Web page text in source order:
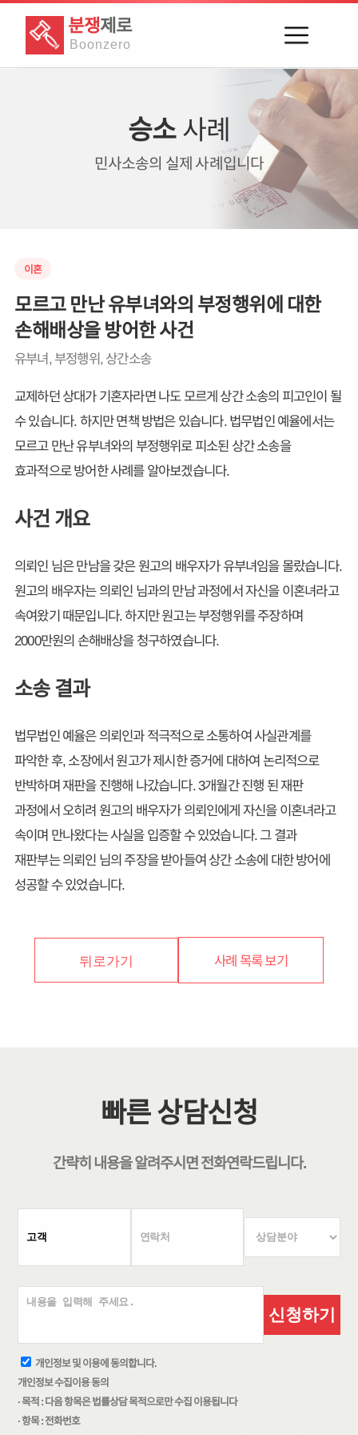
분쟁제로
Boonzero
승소사례
민사소송의 실제 사례입니다
이혼
모르고 만난 유부녀와의 부정행위에 대한
손해배상을 방어한 사건
유부녀, 부정행위, 상간소송
교제하던 상대가 기혼자라면 나도 모르게 상간 소송의 피고인이 될
수 있습니다. 하지만 면책 방법은 있습니다. 법무법인 예율에서는
모르고 만난 유부녀와의 부정행위로 피소된 상간 소송을
효과적으로 방어한 사례를 알아보겠습니다.
사건 개요
의뢰인 님은 만남을 갖은 원고의 배우자가 유부녀임을 몰랐습니다.
원고의 배우자는 의뢰인 님과의 만남 과정에서 자신을 이혼녀라고
속여왔기 때문입니다. 하지만 원고는 부정행위를 주장하며
2000만원의 손해배상을 청구하였습니다.
소송 결과
법무법인 예율은 의뢰인과 적극적으로 소통하여 사실관계를
파악한 후, 소장에서 원고가 제시한 증거에 대하여 논리적으로
반박하며 재판을 진행해 나갔습니다. 3개월간 진행 된 재판
과정에서 오히려 원고의 배우자가 의뢰인에게 자신을 이혼녀라고
속이며 만나왔다는 사실을 입증할 수 있었습니다. 그 결과
재판부는 의뢰인 님의 주장을 받아들여 상간 소송에 대한 방어에
성공할 수 있었습니다.
뒤로가기 사례 목록 보기
빠른 상담신청
간략히 내용을 알려주시면전화연락드립니다.
신청하기
개인정보 및 이용에 동의합니다.
개인정보 수집이용 동의
· 목적 : 다음 항목은 법률상담 목적으로만 수집 이용됩니다
· 항목 : 전화번호